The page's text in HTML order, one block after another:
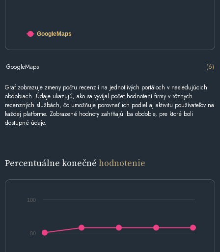
GoogleMaps
GoogleMaps (6)
Graf zobrazuje zmeny počtu recenzií na jednotlivých portáloch v nasledujúcich
obdobiach. Údaje ukazujú, ako sa vyvíjal počet hodnotení firmy v rôznych
recenzných službách, čo umožňuje porovnať ich podiel aj aktivitu používateľov na
každej platforme. Zobrazené hodnoty zahŕňajú iba obdobie, pre ktoré boli
dostupné údaje.
Percentuálne konečné hodnotenie
80
100